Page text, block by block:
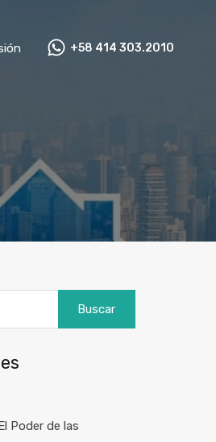
+58 414 303.2010
Poder de las